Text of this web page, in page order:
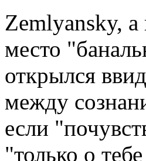
Zemlyansky,
место
открылся
между
если
"только о